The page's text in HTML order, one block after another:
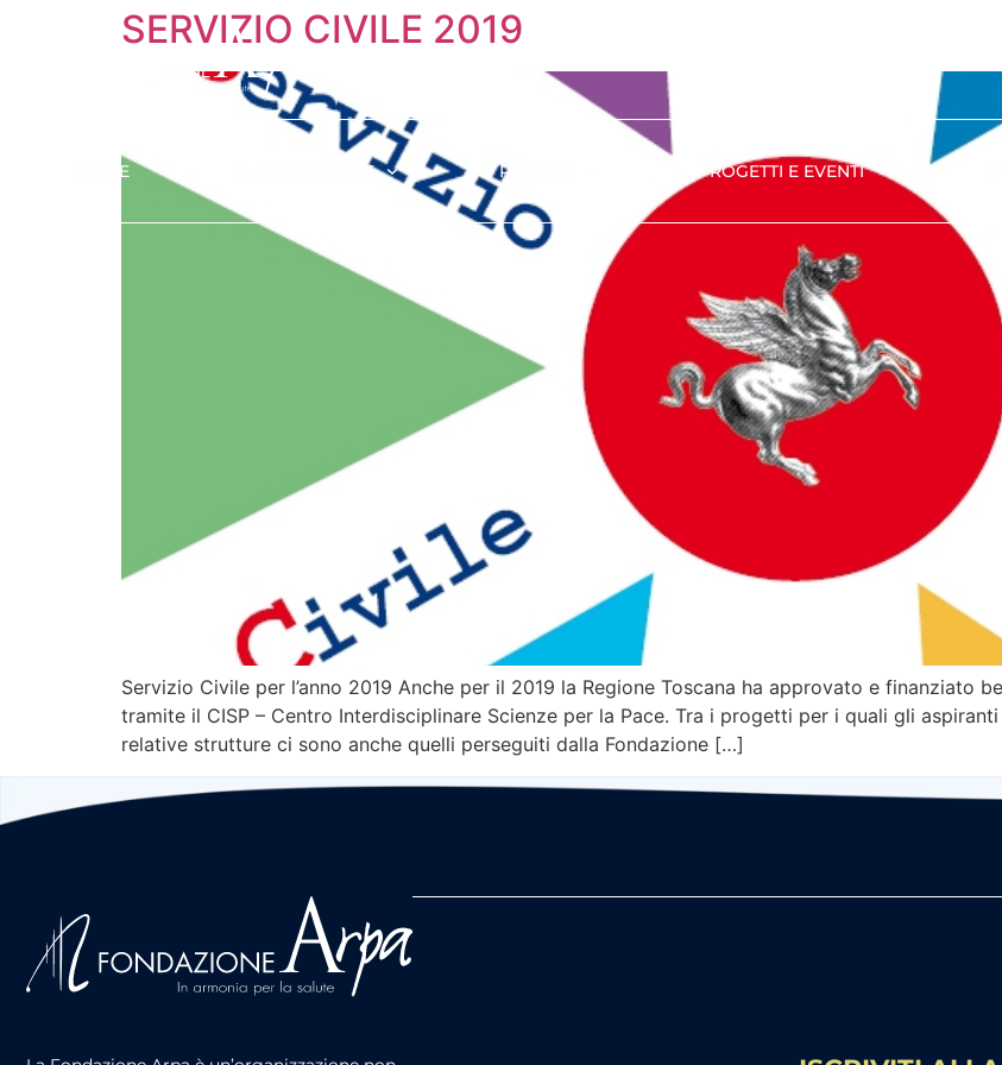
HOME LA FONDAZIONE RICERCA PROGETTI E EVENTI
SERVIZIO CIVILE 2019
Servizio Civile per l’anno 2019 Anche per il 2019 la Regione Toscana ha approvato e finanziato
tramite il CISP – Centro Interdisciplinare Scienze per la Pace. Tra i progetti per i quali gli
relative strutture ci sono anche quelli perseguiti dalla Fondazione […]